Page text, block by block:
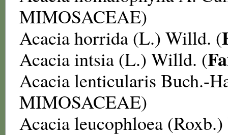
MIMOSACEAE)
Acacia horrida (L.) Willd. (
Acacia intsia (L.) Willd. (
Acacia lenticularis Buch.-
MIMOSACEAE)
Acacia leucophloea